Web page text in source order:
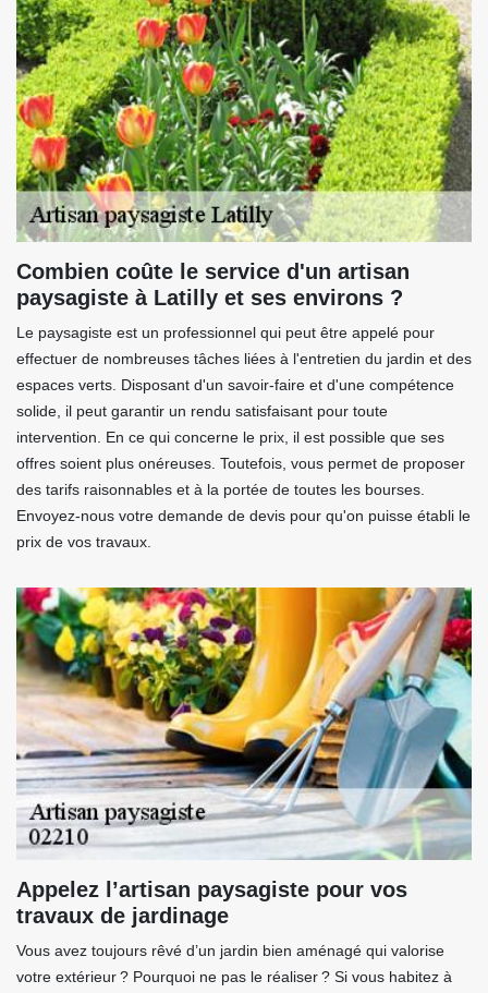
Combien coûte le service d'un artisan
paysagiste à Latilly et ses environs ?
Le paysagiste est un professionnel qui peut être appelé pour
effectuer de nombreuses tâches liées à l'entretien du jardin et des
espaces verts. Disposant d'un savoir-faire et d'une compétence
solide, il peut garantir un rendu satisfaisant pour toute
intervention. En ce qui concerne le prix, il est possible que ses
offres soient plus onéreuses. Toutefois, vous permet de proposer
des tarifs raisonnables et à la portée de toutes les bourses.
Envoyez-nous votre demande de devis pour qu'on puisse établi le
prix de vos travaux.
Appelez l’artisan paysagiste pour vos
travaux de jardinage
Vous avez toujours rêvé d’un jardin bien aménagé qui valorise
votre extérieur ? Pourquoi ne pas le réaliser ? Si vous habitez à